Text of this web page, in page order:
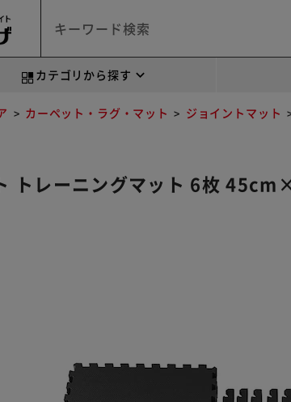
カテゴリから探す
カーペット・ラグ・マット ジョイントマット
トレーニングマット 6枚